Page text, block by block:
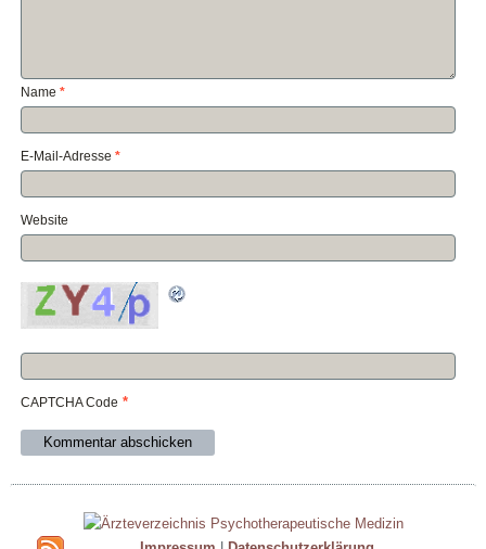
Name*
E-Mail-Adresse*
Website
CAPTCHA Code *